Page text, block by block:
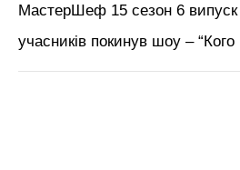
МастерШеф 15 сезон 6 випуск
учасників покинув шоу –